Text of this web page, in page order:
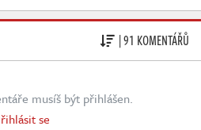
| 91 KOMENTÁŘŮ
musíš být přihlášen.
se